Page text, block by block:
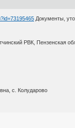
Документы,
РВК, Пензенская
с. Колударово